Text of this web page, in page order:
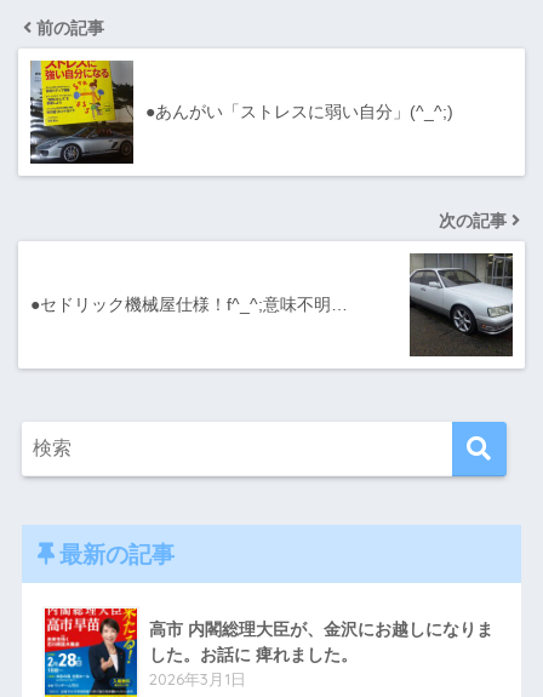
前の記事
●あんがい「ストレスに弱い自分」(^_^;)
次の記事
●セドリック機械屋仕様！f^_^;意味不明…
最新の記事
高市 内閣総理大臣が、金沢にお越しになりま
した。お話に 痺れました。
2026年3月1日